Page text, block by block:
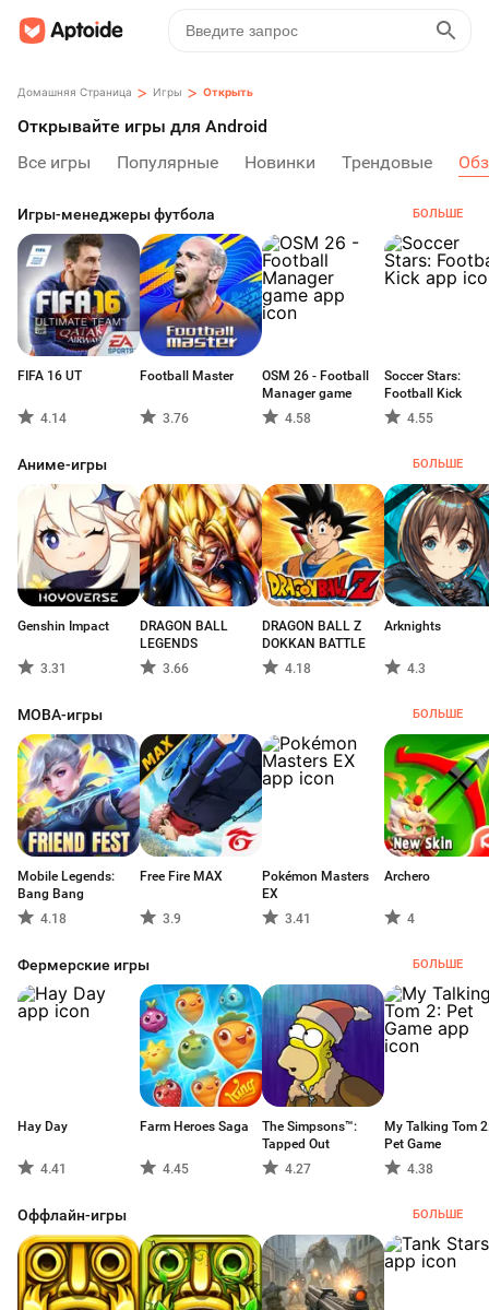
Домашняя Страница > Игры > Открыть
Открывайте игры для Android
Все игры
Популярные Новинки Трендовые
Игры-менеджеры футбола БОЛЬШЕ
FIFA 16 UT
4.14
Football Master
3.76
OSM 26 - Football
Manager game
4.58
Soccer Stars:
Football Kick
4.55
Аниме-игры БОЛЬШЕ
Genshin Impact
3.31
DRAGON BALL
LEGENDS
3.66
DRAGON BALL Z
DOKKAN BATTLE
4.18
Arknights
4.3
MOBA-игры БОЛЬШЕ
Mobile Legends:
Bang Bang
4.18
Free Fire MAX
3.9
Pokémon Masters
EX
3.41
Archero
4
Фермерские игры БОЛЬШЕ
Hay Day
4.41
Farm Heroes Saga
4.45
The Simpsons™:
Tapped Out
4.27
My Talking Tom
Pet Game
4.38
Оффлайн-игры БОЛЬШЕ